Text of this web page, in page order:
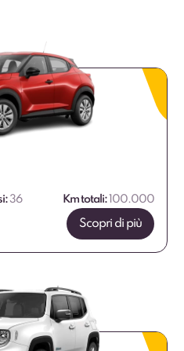
36 Km totali: 100.000
Scopri di più